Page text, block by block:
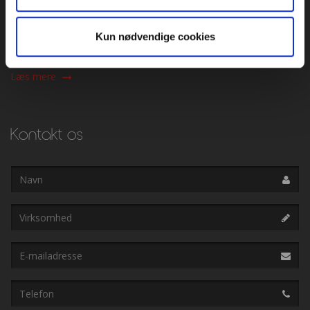
Kun nødvendige cookies
Børsen, 1217 København K
Læs mere
Kontakt os
mailadresse